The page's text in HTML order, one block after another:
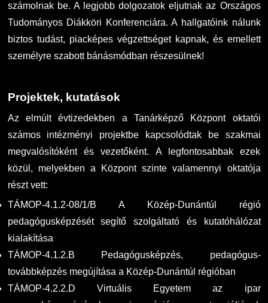
számolnak be. A legjobb dolgozatok eljutnak az Országos
Tudományos Diákköri Konferenciára. A hallgatóink nálunk
biztos tudást, piacképes végzettséget kapnak, és emellett
személyre szabott bánásmódban részesülnek!
Projektek, kutatások
Az elmúlt évtizedekben a Tanárképző Központ oktatói
számos intézményi projektbe kapcsolódtak be szakmai
megvalósítóként és vezetőként. A legfontosabbak ezek
közül, melyekben a Központ szinte valamennyi oktatója
részt vett:
TÁMOP-4.1.2-08/1/B A Közép-Dunántúl régió
pedagógusképzését segítő szolgáltató és kutatóhálózat
kialakítása
TÁMOP-4.1.2.B Pedagógusképzés, pedagógus-
továbbképzés megújítása a Közép-Dunántúl régióban
TÁMOP-4.2.2.D Virtuális Egyetem az ipar